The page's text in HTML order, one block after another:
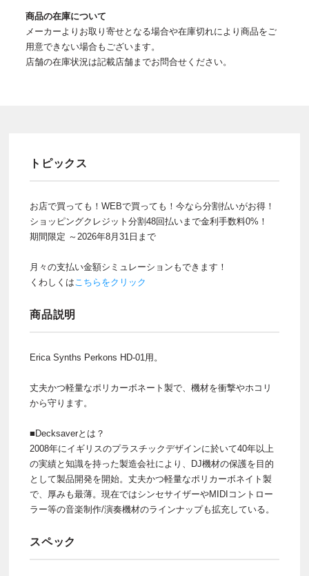
商品の在庫について
メーカーよりお取り寄せとなる場合や在庫切れにより商品をご
用意できない場合もございます。
店舗の在庫状況は記載店舗までお問合せください。
トピックス
お店で買っても！WEBで買っても！今なら分割払いがお得！
ショッピングクレジット分割48回払いまで金利手数料0%！
期間限定 ～2026年8月31日まで
月々の支払い金額シミュレーションもできます！
くわしくはこちらをクリック
商品説明
Erica Synths Perkons HD-01用。
丈夫かつ軽量なポリカーボネート製で、機材を衝撃やホコリ
から守ります。
■Decksaverとは？
2008年にイギリスのプラスチックデザインに於いて40年以上
の実績と知識を持った製造会社により、DJ機材の保護を目的
として製品開発を開始。丈夫かつ軽量なポリカーボネイト製
で、厚みも最薄。現在ではシンセサイザーやMIDIコントロー
ラー等の音楽制作/演奏機材のラインナップも拡充している。
スペック